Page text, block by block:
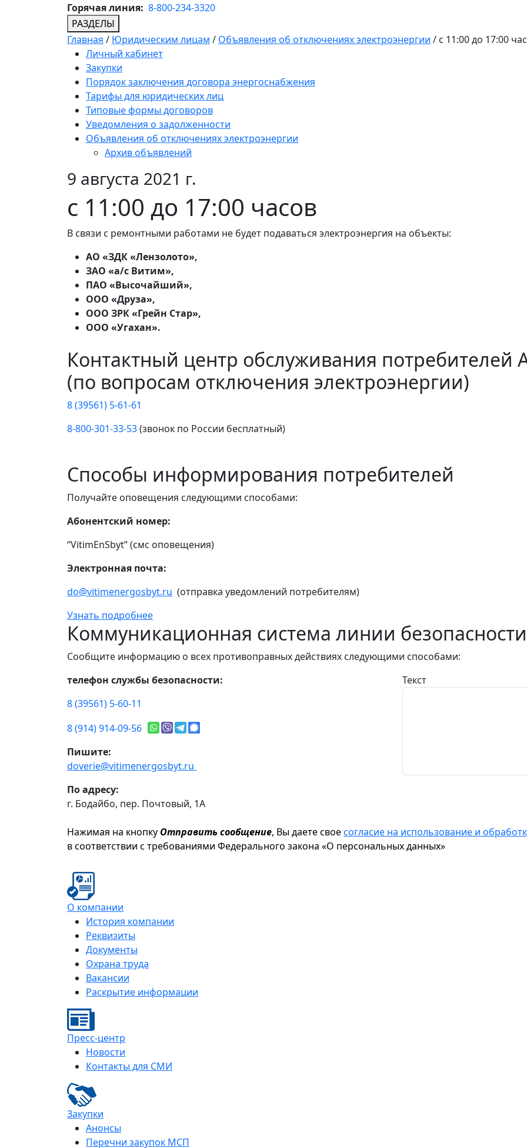
Горячая линия: 8-800-234-3320
РАЗДЕЛЫ
Главная / Юридическим лицам / Объявления об отключениях электроэнергии / с 11:00 до 17:00
Личный кабинет
Закупки
Порядок заключения договора энергоснабжения
Тарифы для юридических лиц
Типовые формы договоров
Уведомления о задолженности
Объявления об отключениях электроэнергии
Архив объявлений
9 августа 2021 г.
с 11:00 до 17:00 часов
В связи с ремонтными работами не будет подаваться электроэнергия на объекты:
АО «ЗДК «Лензолото»,
ЗАО «а/с Витим»,
ПАО «Высочайший»,
ООО «Друза»,
ООО ЗРК «Грейн Стар»,
ООО «Угахан».
Контактный центр обслуживания потребителей
(по вопросам отключения электроэнергии)
8 (39561) 5-61-61
8-800-301-33-53(звонок по России бесплатный)
Способы информирования потребителей
Получайте оповещения следующими способами:
Абонентский номер:
“VitimEnSbyt” (смс оповещения)
Электронная почта:
do@vitimenergosbyt.ru (отправка уведомлений потребителям)
Узнать подробнее
Коммуникационная система линии безопасности
Сообщите информацию о всех противоправных действиях следующими способами:
телефон службы безопасности:
8 (39561) 5-60-11
8 (914) 914-09-56
Пишите:
doverie@vitimenergosbyt.ru
По адресу:
г. Бодайбо, пер. Почтовый, 1А
Текст
Нажимая на кнопку Отправить сообщение, Вы даете своесогласие на использование и
в соответствии с требованиями Федерального закона «О персональных данных»
О компании
История компании
Реквизиты
Документы
Охрана труда
Вакансии
Раскрытие информации
Пресс-центр
Новости
Контакты для СМИ
Закупки
Анонсы
Перечни закупок МСП